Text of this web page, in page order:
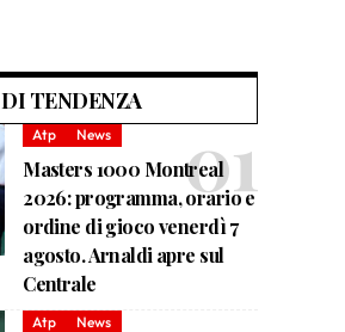
DI TENDENZA
Atp News
Masters 1000 Montreal
2026: programma, orario e
ordine di gioco venerdì 7
agosto. Arnaldi apre sul
Centrale
Atp News